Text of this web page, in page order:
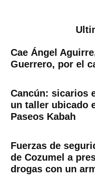
Cae Ángel
Guerrero, por el
Cancún: sicarios
un taller ubicado
Paseos Kabah
Fuerzas de
de Cozumel a
drogas con un